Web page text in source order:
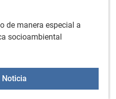
de manera especial a
socioambiental
Noticia4ª edición de GAMBOA